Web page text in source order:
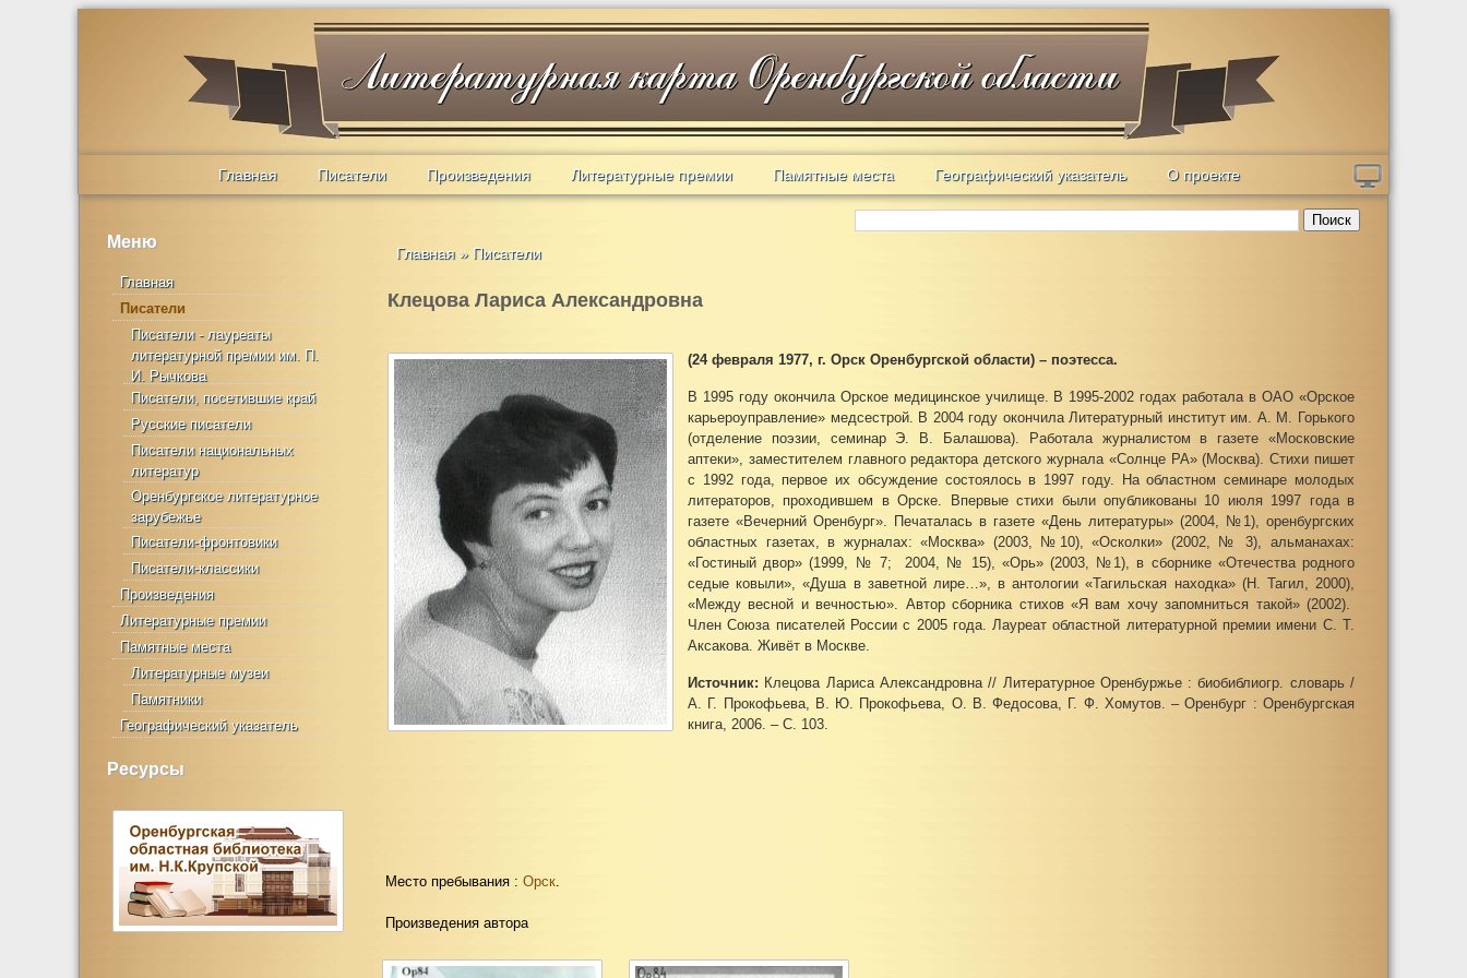
Главная Писатели Произведения Литературные премии Памятные места Географический указатель О проекте
Поиск
Меню
Главная
Писатели
Писатели - лауреаты
литературной премии им. П.
И. Рычкова
Писатели, посетившие край
Русские писатели
Писатели национальных
литератур
Оренбургское литературное
зарубежье
Писатели-фронтовики
Писатели-классики
Произведения
Литературные премии
Памятные места
Литературные музеи
Памятники
Географический указатель
Ресурсы
Главная » Писатели
Клецова Лариса Александровна
(24 февраля 1977, г. Орск Оренбургской области) – поэтесса.
В 1995 году окончила Орское медицинское училище. В 1995-2002 годах работала в ОАО «Орское
карьероуправление» медсестрой. В 2004 году окончила Литературный институт им. А. М. Горького
(отделение поэзии, семинар Э. В. Балашова). Работала журналистом в газете «Московские
аптеки», заместителем главного редактора детского журнала «Солнце РА» (Москва). Стихи пишет
с 1992 года, первое их обсуждение состоялось в 1997 году. На областном семинаре молодых
литераторов, проходившем в Орске. Впервые стихи были опубликованы 10 июля 1997 года в
газете «Вечерний Оренбург». Печаталась в газете «День литературы» (2004, №1), оренбургских
областных газетах, в журналах: «Москва» (2003, №10), «Осколки» (2002, № 3), альманахах:
«Гостиный двор» (1999, № 7; 2004, № 15), «Орь» (2003, №1), в сборнике «Отечества родного
седые ковыли», «Душа в заветной лире…», в антологии «Тагильская находка» (Н. Тагил, 2000),
«Между весной и вечностью». Автор сборника стихов «Я вам хочу запомниться такой» (2002).
Член Союза писателей России с 2005 года. Лауреат областной литературной премии имени С. Т.
Аксакова. Живёт в Москве.
Источник: Клецова Лариса Александровна // Литературное Оренбуржье : биобиблиогр. словарь /
А. Г. Прокофьева, В. Ю. Прокофьева, О. В. Федосова, Г. Ф. Хомутов. – Оренбург : Оренбургская
книга, 2006. – С. 103.
Место пребывания : Орск.
Произведения автора